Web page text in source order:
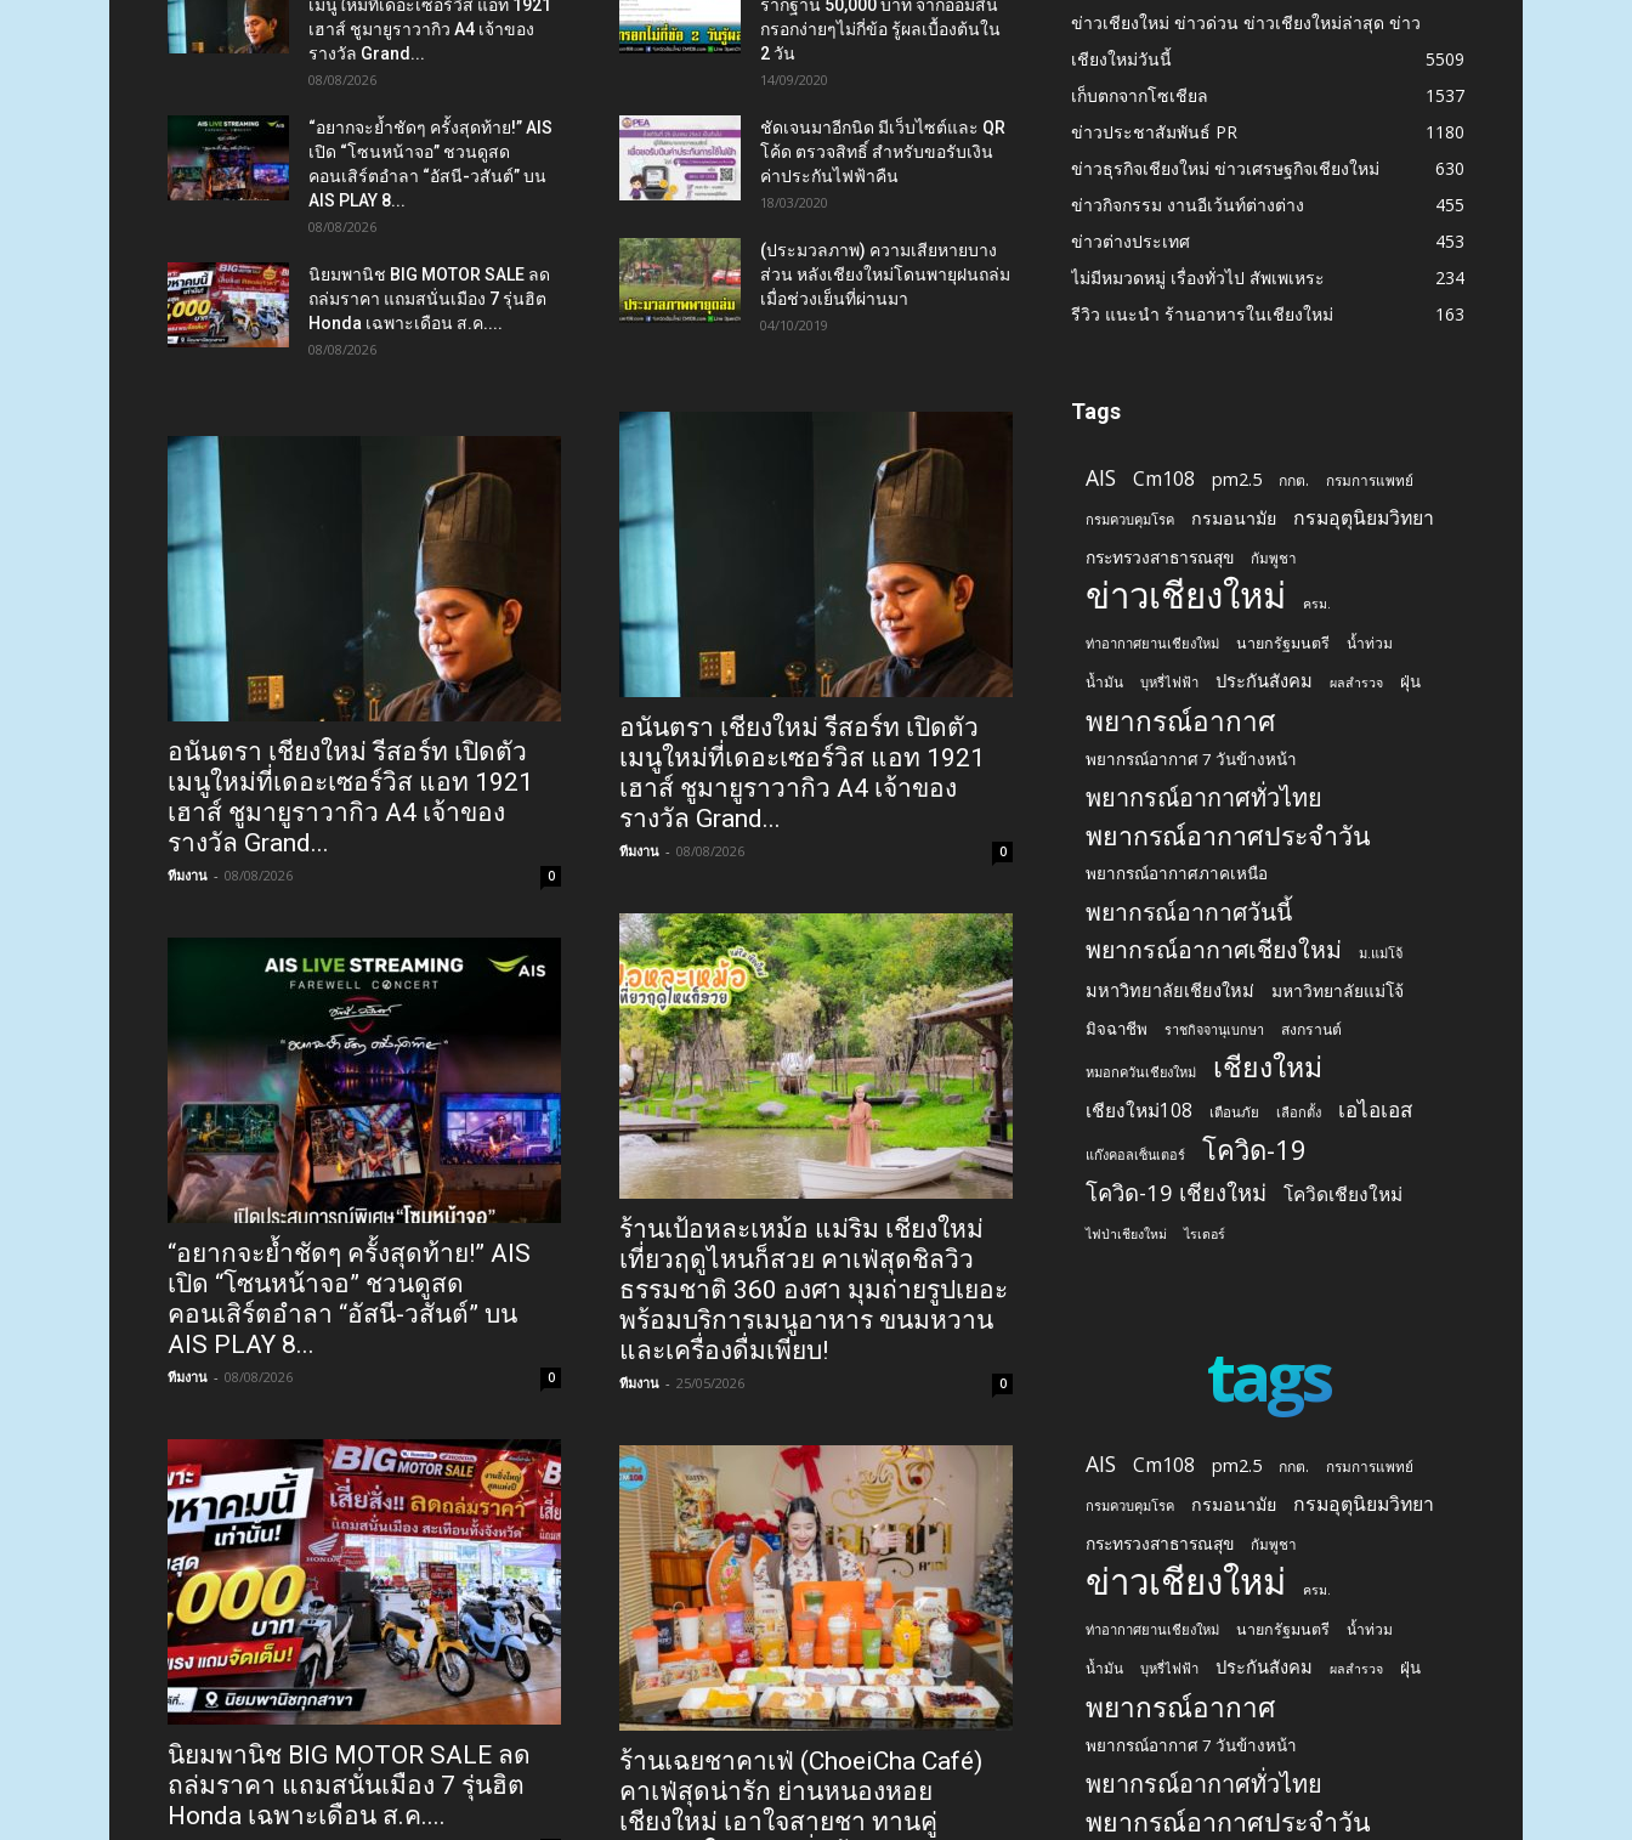
เมนูใหม่ที่เดอะเซอร์วิส แอท 1921
เฮาส์ ชูมายูราวากิว A4 เจ้าของ
รางวัล Grand...
08/08/2026
“อยากจะย้ำชัดๆ ครั้งสุดท้าย!” AIS
เปิด “โซนหน้าจอ” ชวนดูสด
คอนเสิร์ตอำลา “อัสนี-วสันต์” บน
AIS PLAY 8...
08/08/2026
นิยมพานิช BIG MOTOR SALE ลด
ถล่มราคา แถมสนั่นเมือง 7 รุ่นฮิต
Honda เฉพาะเดือน ส.ค....
08/08/2026
อนันตรา เชียงใหม่ รีสอร์ท เปิดตัว
เมนูใหม่ที่เดอะเซอร์วิส แอท 1921
เฮาส์ ชูมายูราวากิว A4 เจ้าของ
รางวัล Grand...
ทีมงาน - 08/08/2026 0
“อยากจะย้ำชัดๆ ครั้งสุดท้าย!” AIS
เปิด “โซนหน้าจอ” ชวนดูสด
คอนเสิร์ตอำลา “อัสนี-วสันต์” บน
AIS PLAY 8...
ทีมงาน - 08/08/2026 0
นิยมพานิช BIG MOTOR SALE ลด
ถล่มราคา แถมสนั่นเมือง 7 รุ่นฮิต
Honda เฉพาะเดือน ส.ค....
รากฐาน 50,000 บาท จากออมสิน
กรอกง่ายๆไม่กี่ข้อ รู้ผลเบื้องต้นใน
2 วัน
14/09/2020
ชัดเจนมาอีกนิด มีเว็บไซต์และ QR
โค้ด ตรวจสิทธิ์ สำหรับขอรับเงิน
ค่าประกันไฟฟ้าคืน
18/03/2020
(ประมวลภาพ) ความเสียหายบาง
ส่วน หลังเชียงใหม่โดนพายุฝนถล่ม
เมื่อช่วงเย็นที่ผ่านมา
04/10/2019
อนันตรา เชียงใหม่ รีสอร์ท เปิดตัว
เมนูใหม่ที่เดอะเซอร์วิส แอท 1921
เฮาส์ ชูมายูราวากิว A4 เจ้าของ
รางวัล Grand...
ทีมงาน - 08/08/2026 0
ร้านเป้อหละเหม้อ แม่ริม เชียงใหม่
เที่ยวฤดูไหนก็สวย คาเฟ่สุดชิลวิว
ธรรมชาติ 360 องศา มุมถ่ายรูปเยอะ
พร้อมบริการเมนูอาหาร ขนมหวาน
และเครื่องดื่มเพียบ!
ทีมงาน - 25/05/2026 0
ร้านเฉยชาคาเฟ่ (ChoeiCha Café)
คาเฟ่สุดน่ารัก ย่านหนองหอย
เชียงใหม่ เอาใจสายชา ทานคู่
ข่าวเชียงใหม่ ข่าวด่วน ข่าวเชียงใหม่ล่าสุด ข่าว
เชียงใหม่วันนี้
5509
เก็บตกจากโซเชียล
1537
ข่าวประชาสัมพันธ์ PR
1180
ข่าวธุรกิจเชียงใหม่ ข่าวเศรษฐกิจเชียงใหม่
630
ข่าวกิจกรรม งานอีเว้นท์ต่างต่าง
455
ข่าวต่างประเทศ
453
ไม่มีหมวดหมู่ เรื่องทั่วไป สัพเพเหระ
234
รีวิว แนะนำ ร้านอาหารในเชียงใหม่
163
Tags
AIS Cm108 pm2.5 กกต. กรมการแพทย์
กรมควบคุมโรค กรมอนามัย กรมอุตุนิยมวิทยา
กระทรวงสาธารณสุข กัมพูชา
ข่าวเชียงใหม่ ครม.
ท่าอากาศยานเชียงใหม่ นายกรัฐมนตรี น้ำท่วม
น้ำมัน บุหรี่ไฟฟ้า ประกันสังคม ผลสำรวจ ฝุ่น
พยากรณ์อากาศ
พยากรณ์อากาศ 7 วันข้างหน้า
พยากรณ์อากาศทั่วไทย
พยากรณ์อากาศประจำวัน
พยากรณ์อากาศภาคเหนือ
พยากรณ์อากาศวันนี้
พยากรณ์อากาศเชียงใหม่
ม.แม่โจ้
มหาวิทยาลัยเชียงใหม่ มหาวิทยาลัยแม่โจ้
มิจฉาชีพ ราชกิจจานุเบกษา สงกรานต์
หมอกควันเชียงใหม่ เชียงใหม่
เชียงใหม่108 เตือนภัย เลือกตั้ง เอไอเอส
แก๊งคอลเซ็นเตอร์ โควิด-19
โควิด-19 เชียงใหม่ โควิดเชียงใหม่
ไฟป่าเชียงใหม่ ไรเดอร์
tags
AIS Cm108 pm2.5 กกต. กรมการแพทย์
กรมควบคุมโรค กรมอนามัย กรมอุตุนิยมวิทยา
กระทรวงสาธารณสุข กัมพูชา
ข่าวเชียงใหม่ ครม.
ท่าอากาศยานเชียงใหม่ นายกรัฐมนตรี น้ำท่วม
น้ำมัน บุหรี่ไฟฟ้า ประกันสังคม ผลสำรวจ ฝุ่น
พยากรณ์อากาศ
พยากรณ์อากาศ 7 วันข้างหน้า
พยากรณ์อากาศทั่วไทย
พยากรณ์อากาศประจำวัน